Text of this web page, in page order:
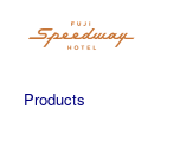
Products